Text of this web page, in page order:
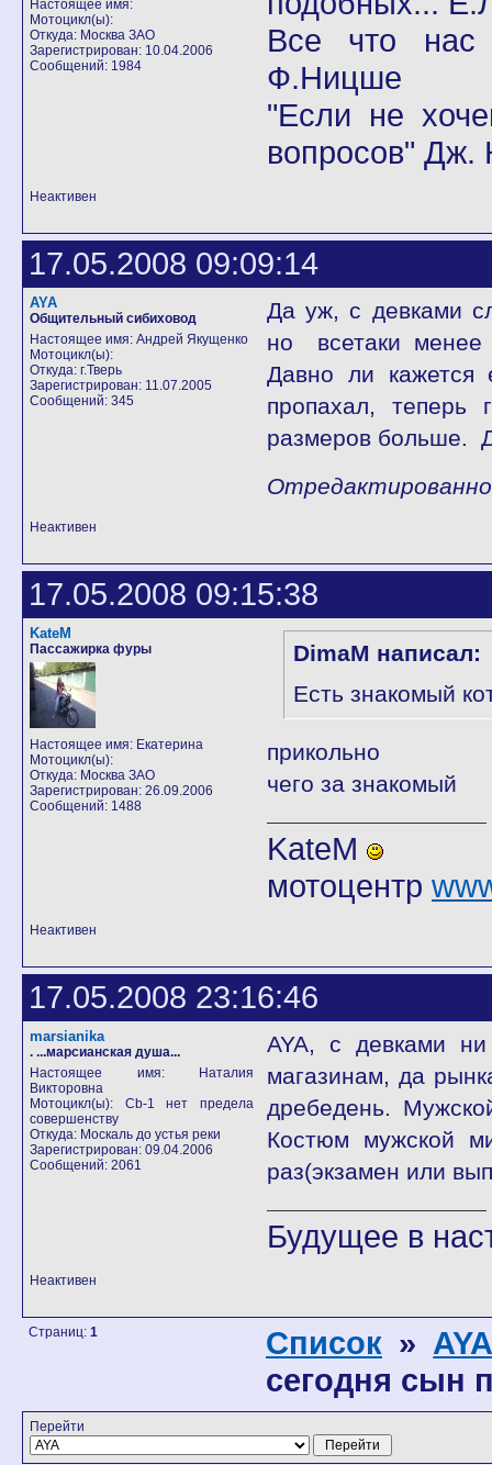
Настоящее имя:
Мотоцикл(ы):
Откуда: Москва ЗАО
Зарегистрирован: 10.04.2006
Сообщений: 1984
Все что нас
Ф.Ницше
"Если не
вопросов" Дж.
Неактивен
17.05.2008 09:09:14
AYA
Общительный сибиховод
Настоящее имя: Андрей Якущенко
Мотоцикл(ы):
Откуда: г.Тверь
Зарегистрирован: 11.07.2005
Сообщений: 345
Да уж, с девками
но всетаки менее
Давно ли кажется
пропахал,
размеров больше.
Отредактированно
Неактивен
17.05.2008 09:15:38
KateM
Пассажирка фуры
Настоящее имя: Екатерина
Мотоцикл(ы):
Откуда: Москва ЗАО
Зарегистрирован: 26.09.2006
Сообщений: 1488
DimaM написал:
Есть знакомый
прикольно
чего за знакомый
KateM
мотоцентр
Неактивен
17.05.2008 23:16:46
marsianika
. ...марсианская душа...
Настоящее имя: Наталия
Викторовна
Мотоцикл(ы): Cb-1 нет предела
совершенству
Откуда: Москаль до устья реки
Зарегистрирован: 09.04.2006
Сообщений: 2061
AYA, с девками
магазинам, да
дребедень.
Костюм мужской
раз(экзамен или
Будущее в
Неактивен
Страниц: 1 Список »
сегодня сын
Перейти